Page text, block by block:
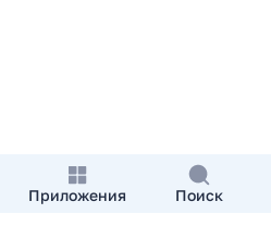
Приложения Поиск